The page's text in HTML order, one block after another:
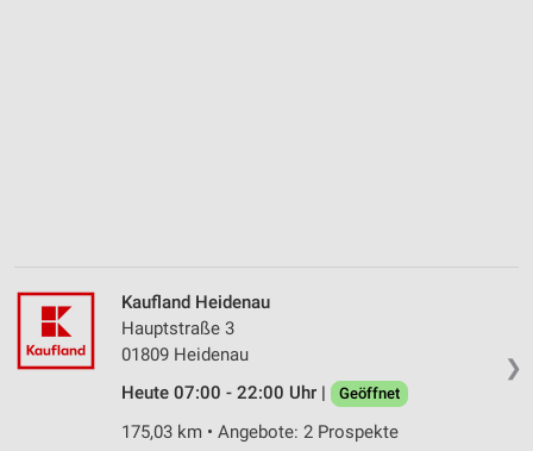
❯
Kaufland Heidenau
Hauptstraße 3
01809 Heidenau
Heute 07:00 - 22:00 Uhr |
Geöffnet
175,03 km • Angebote: 2 Prospekte